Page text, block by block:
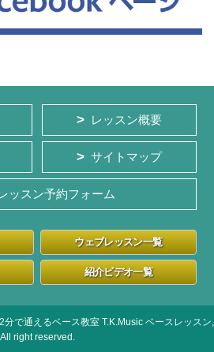
レッスン概要
サイトマップ
ッスン予約フォーム
ウェブレッスン一覧
紹介ビデオ一覧
で通えるベース教室 T.K.Music ベースレッスン,
All right reserved.